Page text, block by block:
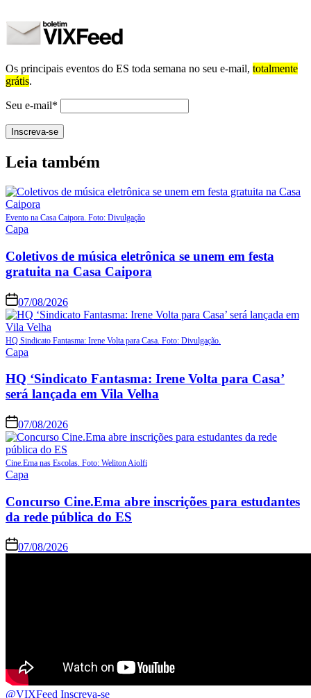
Os principais eventos do ES toda semana no seu e-mail, totalmente
grátis.
Seu e-mail*
Leia também
Evento na Casa Caipora. Foto: Divulgação
Capa
Coletivos de música eletrônica se unem em festa
gratuita na Casa Caipora
07/08/2026
HQ Sindicato Fantasma: Irene Volta para Casa. Foto: Divulgação.
Capa
HQ ‘Sindicato Fantasma: Irene Volta para Casa’
será lançada em Vila Velha
07/08/2026
Cine.Ema nas Escolas. Foto: Weliton Aiolfi
Capa
Concurso Cine.Ema abre inscrições para estudantes
da rede pública do ES
07/08/2026
@VIXFeed Inscreva-se